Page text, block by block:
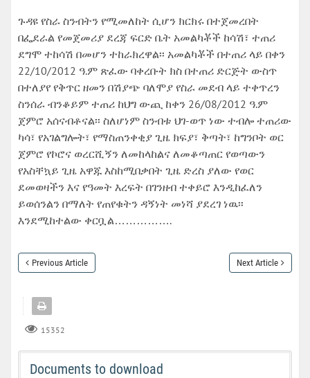
ጉዳዩ የስራ ስንብትን የሚመለከት ሲሆን ክርክሩ በተጀመረበት
በፌደራል የመጀመሪያ ደረጃ ፍርድ ቤት አመልካቾች ከሳሽ፣ ተጠሪ
ደግሞ ተከሳሽ በመሆን ተከራክረዋል፡፡ አመልካቾች በተጠሪ ላይ በቀን
22/10/2012 ዓ.ም ጽፈው ባቀረቡት ክስ በተጠሪ ድርጅት ውስጥ
በተለያየ የቅጥር ዘመን በሽያጭ ባለሞያ የስራ መደብ ላይ ተቀጥረን
ስንሰራ ብንቆይም ተጠሪ ከህግ ውጪ ከቀን 26/08/2012 ዓ.ም
ጀምሮ አሰናብቶናል፡፡ ስለሆነም ስንብቱ ህገ-ወጥ ነው ተብሎ ተጠሪው
ካሳ፣ የአገልግሎት፣ የማስጠንቀቂያ ጊዜ ክፍያ፣ ቅጣት፣ ከግንቦት ወር
ጀምሮ የኮሮና ወረርሺኝን ለመከላከልና ለመቆጣጠር የወጣውን
የአስቸኳይ ጊዜ አዋጁ እስከሚበቃበት ጊዜ ድረስ ያለው የወር
ደመወዛችን እና የዓመት እረፍት በገንዘብ ተቀይሮ እንዲከፈለን
ይወሰንልን በማለት የጠየቁትን ዳኝነት መነሻ ያደረገ ነዉ፡፡
እንደሚከተልው ቀርቧል…………….
Previous Article Next Article
15352
Documents to download